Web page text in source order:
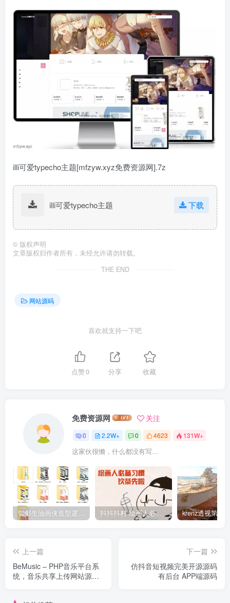
illi可爱typecho主题[mfzyw.xyz免费资源网].7z
illi可爱typecho主题 下载
© 版权声明
文章版权归作者所有，未经允许请勿转载。
THE END
网站源码
喜欢就支持一下吧
点赞0 分享 收藏
免费资源网 关注
0 2.2W+ 0 4623 131W+
这家伙很懒，什么都没有写...
管郁生油画侠造型逻辑班第一期2019年5月【高清不缺课】 抖抖抖村 绘画人必备习惯2020【画质不错】
上一篇
BeMusic – PHP音乐平台系
统，音乐共享上传网站源
下一篇
仿抖音短视频完美开源源码
有后台 APP端源码